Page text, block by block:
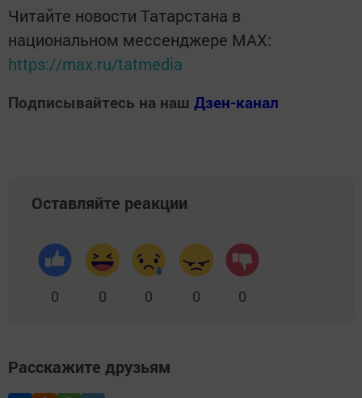
Читайте новости Татарстана в
национальном мессенджере MАХ:
https://max.ru/tatmedia
Подписывайтесь на наш Дзен-канал
Оставляйте реакции
0 0 0 0 0
Расскажите друзьям